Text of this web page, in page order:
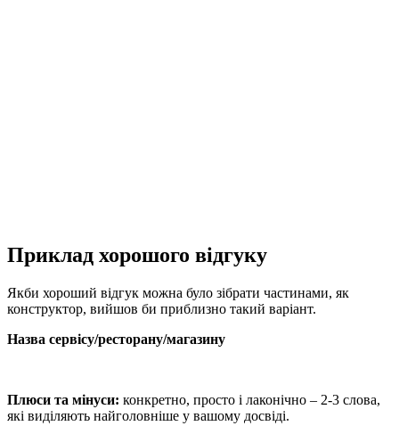
Приклад хорошого відгуку
Якби хороший відгук можна було зібрати частинами, як
конструктор, вийшов би приблизно такий варіант.
Назва сервісу/ресторану/магазину
Плюси та мінуси: конкретно, просто і лаконічно – 2-3 слова,
які виділяють найголовніше у вашому досвіді.